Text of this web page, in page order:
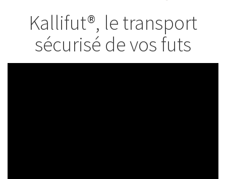
Kallifut®, le transport
sécurisé de vos futs